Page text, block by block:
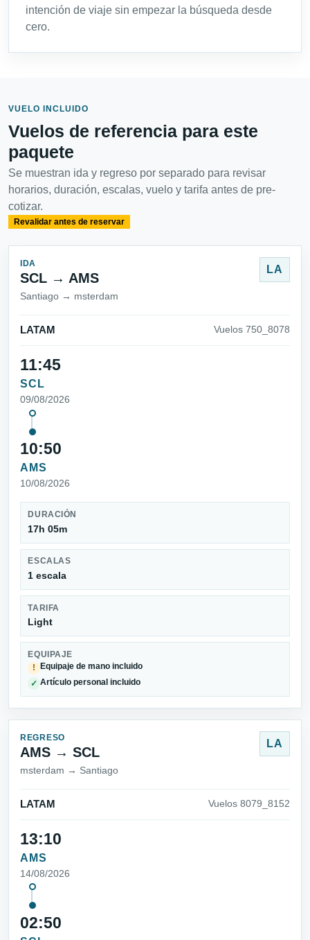
intención de viaje sin empezar la búsqueda desde
cero.
VUELO INCLUIDO
Vuelos de referencia para este
paquete
Se muestran ida y regreso por separado para revisar
horarios, duración, escalas, vuelo y tarifa antes de pre-
cotizar.
Revalidar antes de reservar
IDA
SCL → AMS
Santiago → msterdam
LA
LATAM Vuelos 750_8078
11:45
SCL
09/08/2026
10:50
AMS
10/08/2026
DURACIÓN
17h 05m
ESCALAS
1 escala
TARIFA
Light
EQUIPAJE
!
Equipaje de mano incluido
✓ Artículo personal incluido
REGRESO
AMS → SCL
msterdam → Santiago
LA
LATAM Vuelos 8079_8152
13:10
AMS
14/08/2026
02:50